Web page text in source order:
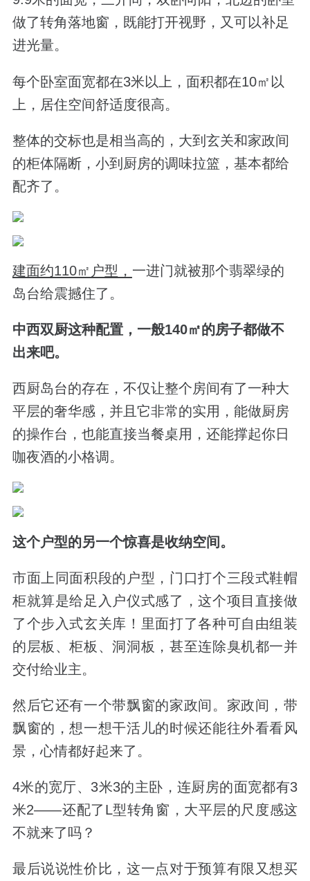
做了转角落地窗，既能打开视野，又可以补足
进光量。
每个卧室面宽都在3米以上，面积都在10㎡以
上，居住空间舒适度很高。
整体的交标也是相当高的，大到玄关和家政间
的柜体隔断，小到厨房的调味拉篮，基本都给
配齐了。
建面约110㎡户型， 一进门就被那个翡翠绿的
岛台给震撼住了。
中西双厨这种配置，一般140㎡的房子都做不
出来吧。
西厨岛台的存在，不仅让整个房间有了一种大
平层的奢华感，并且它非常的实用，能做厨房
的操作台，也能直接当餐桌用，还能撑起你日
咖夜酒的小格调。
这个户型的另一个惊喜是收纳空间。
市面上同面积段的户型，门口打个三段式鞋帽
柜就算是给足入户仪式感了，这个项目直接做
了个步入式玄关库！里面打了各种可自由组装
的层板、柜板、洞洞板，甚至连除臭机都一并
交付给业主。
然后它还有一个带飘窗的家政间。家政间，带
飘窗的，想一想干活儿的时候还能往外看看风
景，心情都好起来了。
4米的宽厅、3米3的主卧，连厨房的面宽都有3
米2——还配了L型转角窗，大平层的尺度感这
不就来了吗？
最后说说性价比，这一点对于预算有限又想买